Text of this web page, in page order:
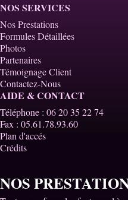
NOS SERVICES
Nos Prestations
Formules Détaillées
Photos
Partenaires
Témoignage Client
Contactez-Nous
AIDE & CONTACT
Téléphone : 06 20 35 22 74
Fax : 05.61.78.93.60
Plan d'accés
Crédits
NOS